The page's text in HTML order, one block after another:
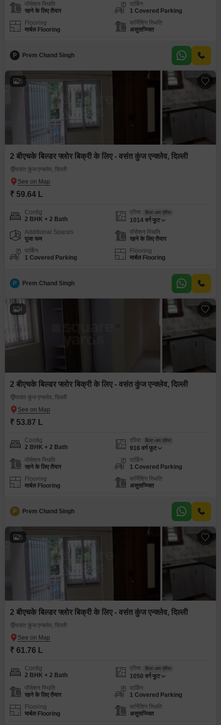
पॉसेशन स्थिति
रहने के लिए तैयार
पार्किंग
1 Covered Parking
Flooring
मार्बल Flooring
फर्निशिंग स्थिति
असुसज्जित
P Prem Chand Singh
5
2 बीएचके बिल्डर फ्लोर बिक्री के लिए - वसंत कुंज एन्क्लेव, दिल्ली
वसंत कुंज एन्क्लेव, दिल्ली
₹ 59.64 L
Config
2 BHK + 2 Bath
एरिया बिल्ट-अप एरिया
1014 वर्ग फुट
Additional Spaces
पूजा रूम
पॉसेशन स्थिति
रहने के लिए तैयार
पार्किंग
1 Covered Parking
Flooring
मार्बल Flooring
P Prem Chand Singh
4
2 बीएचके बिल्डर फ्लोर बिक्री के लिए - वसंत कुंज एन्क्लेव, दिल्ली
वसंत कुंज एन्क्लेव, दिल्ली
₹ 53.87 L
Config
2 BHK + 2 Bath
एरिया बिल्ट-अप एरिया
916 वर्ग फुट
पॉसेशन स्थिति
रहने के लिए तैयार
पार्किंग
1 Covered Parking
Flooring
मार्बल Flooring
फर्निशिंग स्थिति
असुसज्जित
P Prem Chand Singh
5
2 बीएचके बिल्डर फ्लोर बिक्री के लिए - वसंत कुंज एन्क्लेव, दिल्ली
वसंत कुंज एन्क्लेव, दिल्ली
₹ 61.76 L
Config
2 BHK + 2 Bath
एरिया बिल्ट-अप एरिया
1050 वर्ग फुट
पॉसेशन स्थिति
रहने के लिए तैयार
पार्किंग
1 Covered Parking
Flooring
मार्बल Flooring
फर्निशिंग स्थिति
असुसज्जित